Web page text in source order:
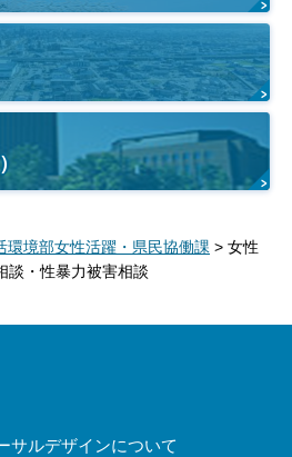
環境部女性活躍・県民協働課 > 女性
談・性暴力被害相談
サルデザインについて